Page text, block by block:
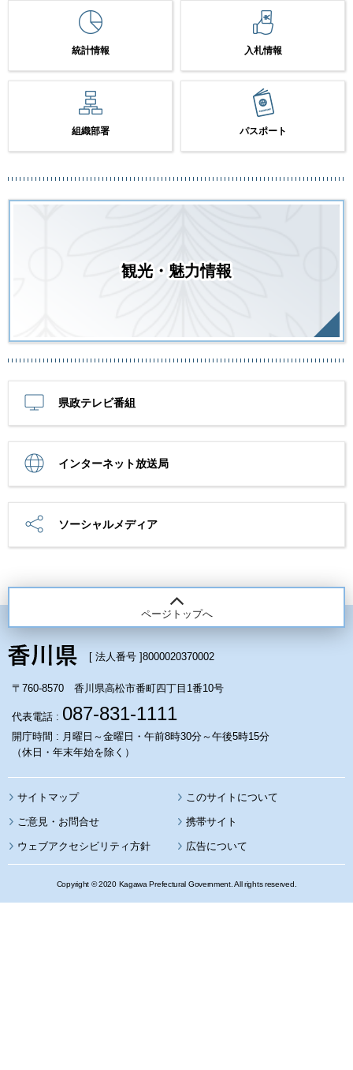
統計情報 入札情報
組織部署 パスポート
観光・魅力情報
県政テレビ番組
インターネット放送局
ソーシャルメディア
ページトップへ
[ 法人番号 ]8000020370002
〒760-8570 香川県高松市番町四丁目1番10号
代表電話 : 087-831-1111
開庁時間 : 月曜日～金曜日・午前8時30分～午後5時15分
（休日・年末年始を除く）
サイトマップ このサイトについて
携帯サイト
ウェブアクセシビリティ方針 広告について
Copyright © 2020 Kagawa Prefectural Government. All rights reserved.